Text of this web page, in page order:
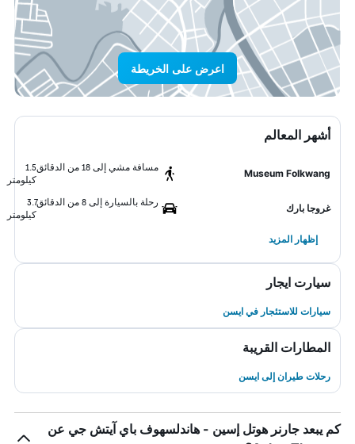
اعرض على الخريطة
أشهر المعالم
Museum Folkwang
مسافة مشي إلى 18 من الدقائق
1.5
كيلومتر
غروجا بارك
رحلة بالسيارة إلى 8 من الدقائق
3.7
كيلومتر
إظهار المزيد
سيارت ايجار
سيارات للاستئجار في ايسن
المطارات القريبة
رحلات طيران إلى ايسن
كم يبعد جارنر هوتل إسين - هاندلسهوف باي آيتش جي عن